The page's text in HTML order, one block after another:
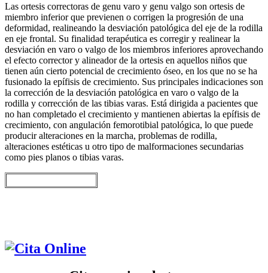
Las ortesis correctoras de genu varo y genu valgo son ortesis de
miembro inferior que previenen o corrigen la progresión de una
deformidad, realineando la desviación patológica del eje de la rodilla
en eje frontal. Su finalidad terapéutica es corregir y realinear la
desviación en varo o valgo de los miembros inferiores aprovechando
el efecto corrector y alineador de la ortesis en aquellos niños que
tienen aún cierto potencial de crecimiento óseo, en los que no se ha
fusionado la epífisis de crecimiento. Sus principales indicaciones son
la corrección de la desviación patológica en varo o valgo de la
rodilla y corrección de las tibias varas. Está dirigida a pacientes que
no han completado el crecimiento y mantienen abiertas la epífisis de
crecimiento, con angulación femorotibial patológica, lo que puede
producir alteraciones en la marcha, problemas de rodilla,
alteraciones estéticas u otro tipo de malformaciones secundarias
como pies planos o tibias varas.